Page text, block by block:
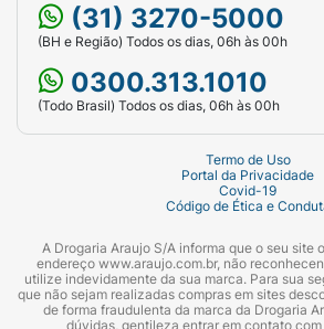
(31) 3270-5000
(BH e Região) Todos os dias, 06h às 00h
0300.313.1010
(Todo Brasil) Todos os dias, 06h às 00h
Termo de Uso
Portal da Privacidade
Covid-19
Código de Ética e
A Drogaria Araujo S/A informa que o seu site
endereço www.araujo.com.br, não
utilize indevidamente da sua marca. Para sua
que não sejam realizadas compras em sites
de forma fraudulenta da marca da Drogaria
dúvidas, gentileza entrar em contato